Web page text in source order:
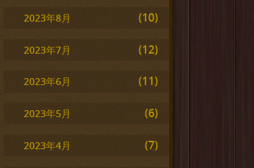
2023年8月 (10)
2023年7月 (12)
2023年6月 (11)
2023年5月 (6)
2023年4月 (7)